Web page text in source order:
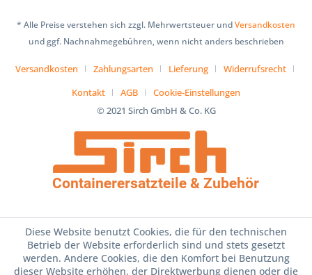
* Alle Preise verstehen sich zzgl. Mehrwertsteuer undVersandkosten
und ggf. Nachnahmegebühren, wenn nicht anders beschrieben
Versandkosten Zahlungsarten Lieferung
Widerrufsrecht
Kontakt
AGB
Cookie-Einstellungen
© 2021 Sirch GmbH & Co. KG
Diese Website benutzt Cookies, die für den technischen
Betrieb der Website erforderlich sind und stets gesetzt
werden. Andere Cookies, die den Komfort bei Benutzung
dieser Website erhöhen, der Direktwerbung dienen oder die